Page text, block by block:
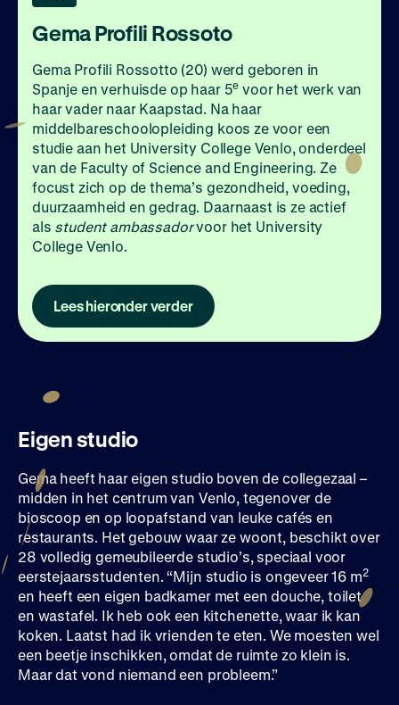
Gema Profili Rossoto
Gema Profili Rossotto (20) werd geboren in
Spanje en verhuisde op haar 5e voor het werk van
haar vader naar Kaapstad. Na haar
middelbareschoolopleiding koos ze voor een
studie aan het University College Venlo, onderdeel
van de Faculty of Science and Engineering. Ze
focust zich op de thema’s gezondheid, voeding,
duurzaamheid en gedrag. Daarnaast is ze actief
als student ambassadorvoor het University
College Venlo.
Lees hieronder verder
Eigen studio
Gema heeft haar eigen studio boven de collegezaal –
midden in het centrum van Venlo, tegenover de
bioscoop en op loopafstand van leuke cafés en
restaurants. Het gebouw waar ze woont, beschikt over
28 volledig gemeubileerde studio’s, speciaal voor
eerstejaarsstudenten. “Mijn studio is ongeveer 16 m2
en heeft een eigen badkamer met een douche, toilet
en wastafel. Ik heb ook een kitchenette, waar ik kan
koken. Laatst had ik vrienden te eten. We moesten wel
een beetje inschikken, omdat de ruimte zo klein is.
Maar dat vond niemand een probleem.”